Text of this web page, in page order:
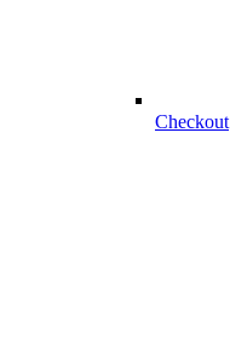
Checkout